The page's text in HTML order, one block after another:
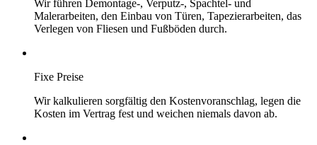
Wir führen Demontage-, Verputz-, Spachtel- und
Malerarbeiten, den Einbau von Türen, Tapezierarbeiten, das
Verlegen von Fliesen und Fußböden durch.
Fixe Preise
Wir kalkulieren sorgfältig den Kostenvoranschlag, legen die
Kosten im Vertrag fest und weichen niemals davon ab.